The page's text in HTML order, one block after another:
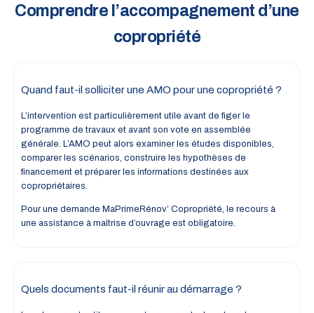
Comprendre l’accompagnement d’une
copropriété
Quand faut-il solliciter une AMO pour une copropriété ?
L’intervention est particulièrement utile avant de figer le
programme de travaux et avant son vote en assemblée
générale. L’AMO peut alors examiner les études disponibles,
comparer les scénarios, construire les hypothèses de
financement et préparer les informations destinées aux
copropriétaires.
Pour une demande MaPrimeRénov’ Copropriété, le recours à
une assistance à maîtrise d’ouvrage est obligatoire.
Quels documents faut-il réunir au démarrage ?